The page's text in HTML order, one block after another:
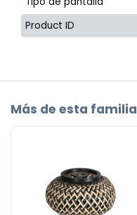
Product ID
Más de esta familia